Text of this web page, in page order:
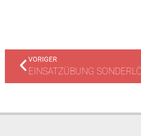
VORIGER
EINSATZÜBUNG